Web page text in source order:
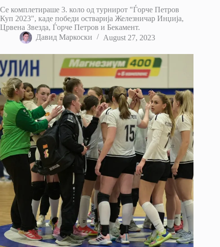
Се комплетираше 3. коло од турнирот "Ѓорче Петров
Куп 2023", каде победи остварија Железничар Инџија,
Црвена Звезда, Ѓорче Петров и Бекамент.
Давид Маркоски
August 27, 2023